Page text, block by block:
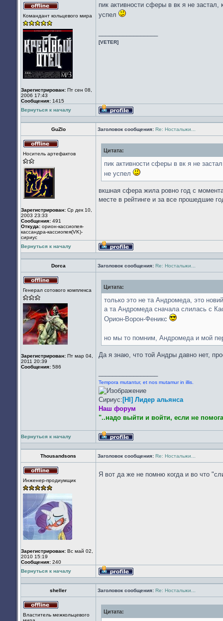
в
Командант кольцевого мира
Зарегистрирован: Пт сен 08,
2006 17:43
Сообщения: 1415
пик активности сферы в вк я не
успел
[VETER]
Вернуться к началу
Профиль
GuZlo Заголовок сообщения: Re: Ностальжи...
в
Носитель артефактов
Зарегистрирован: Ср дек 10,
2003 23:33
Сообщения: 491
Откуда: орион-кассиопея-
кассандра-кассиопея(VK)-
сириус
Цитата:
пик активности сферы в вк я не
не успел
вкшная сфера жила ровно год с
месте в рейтинге и за все прошедшие
Вернуться к началу
Профиль
Dorca Заголовок сообщения: Re: Ностальжи...
в
Генерал сотового комплекса
Зарегистрирован: Пт мар 04,
2011 20:39
Сообщения: 586
Цитата:
только это не та Андромеда, это
а та Андромеда сначала слилась с
Орион-Ворон-Феникс
но мы то помним, Андромеда и мой
Да я знаю, что той Андры давно нет,
Tempora mutantur, et nos mutamur in illis.
Сириус: [HI] Лидер альянса
Наш форум
"..надо выйти и войти, если не
Вернуться к началу
Профиль
Thousandsons Заголовок сообщения: Re: Ностальжи...
в
Инженер-продиумщик
Зарегистрирован: Вс май 02,
2010 15:19
Сообщения: 240
Я вот да же не помню когда и во что
Вернуться к началу
Профиль
sheller Заголовок сообщения: Re: Ностальжи...
в
Властитель межкольцевого
Цитата: